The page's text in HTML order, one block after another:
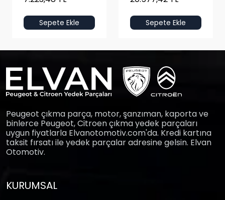
Sepete Ekle Sepete Ekle
Peugeot çıkma parça, motor, şanzıman, kaporta ve
binlerce Peugeot, Citroen çıkma yedek parçaları
uygun fiyatlarla Elvanotomotiv.com'da. Kredi kartına
taksit fırsatı ile yedek parçalar adresine gelsin. Elvan
Otomotiv.
KURUMSAL